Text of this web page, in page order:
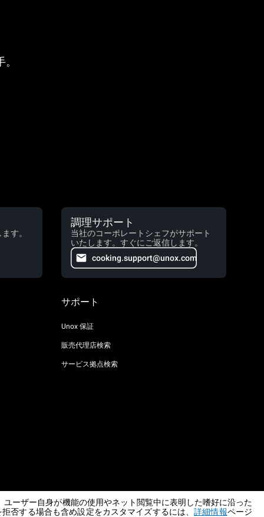
す。
調理サポート
当社のコーポレートシェフがサポート
いたします。すぐにご返信します。
cooking.support@unox.com
サポート
Unox 保証
販売代理店検索
サービス拠点検索
AI Content Disclaimer Privacy policy Cookie policy
ーザー自身が機能の使用やネット閲覧中に表明した嗜好に沿った
否する場合も含め設定をカスタマイズするには、詳細情報ページ